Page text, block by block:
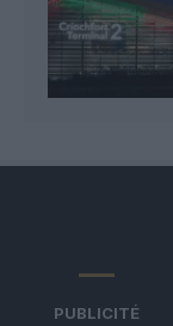
PUBLICITÉ